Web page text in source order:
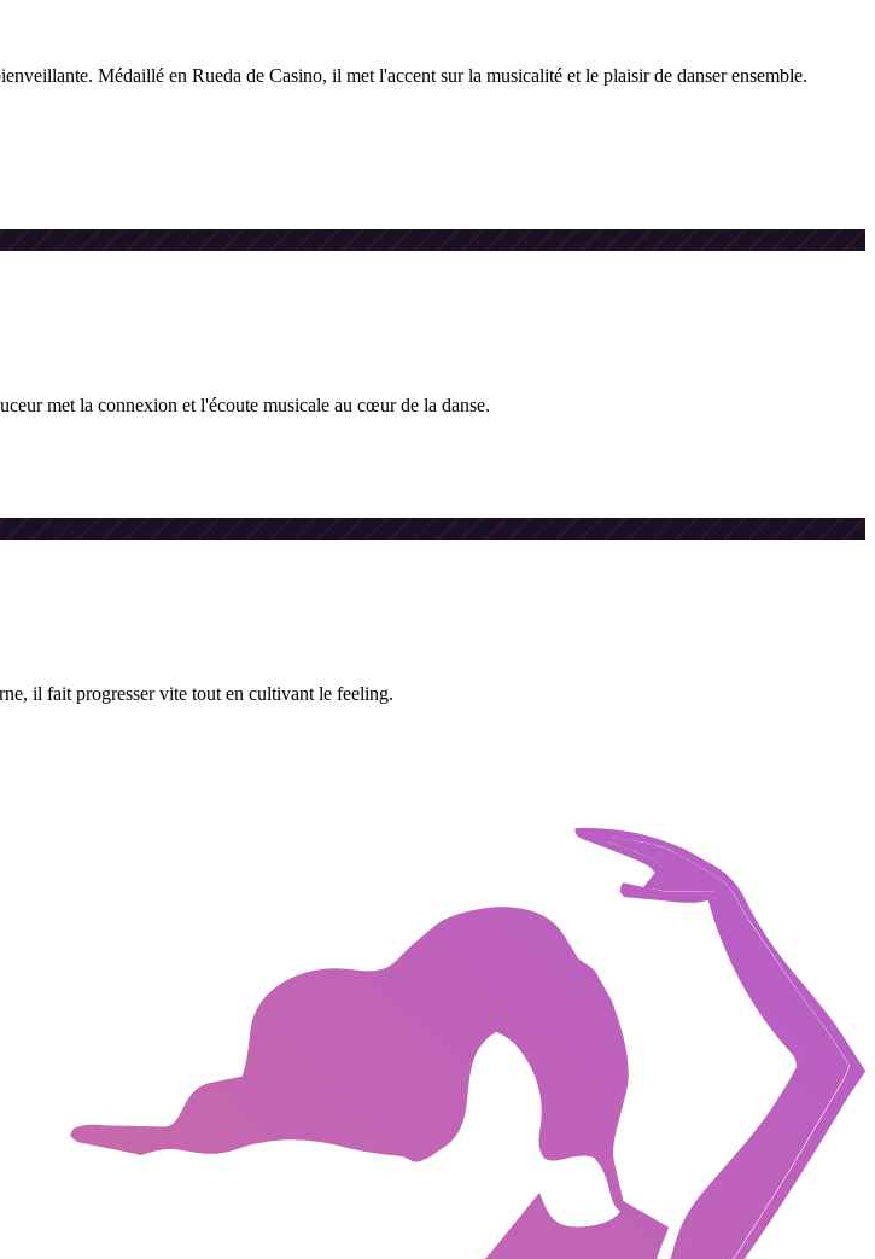
Médaillé en Rueda de Casino, il met l'accent sur la musicalité et le plaisir de danser ensemble.
met la connexion et l'écoute musicale au cœur de la danse.
il fait progresser vite tout en cultivant le feeling.